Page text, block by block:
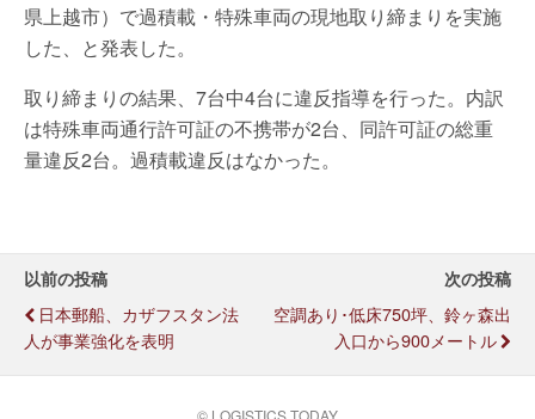
県上越市）で過積載・特殊車両の現地取り締まりを実施
した、と発表した。
取り締まりの結果、7台中4台に違反指導を行った。内訳
は特殊車両通行許可証の不携帯が2台、同許可証の総重
量違反2台。過積載違反はなかった。
以前の投稿
日本郵船、カザフスタン法
人が事業強化を表明
次の投稿
空調あり･低床750坪、鈴ヶ森出
入口から900メートル
© LOGISTICS TODAY